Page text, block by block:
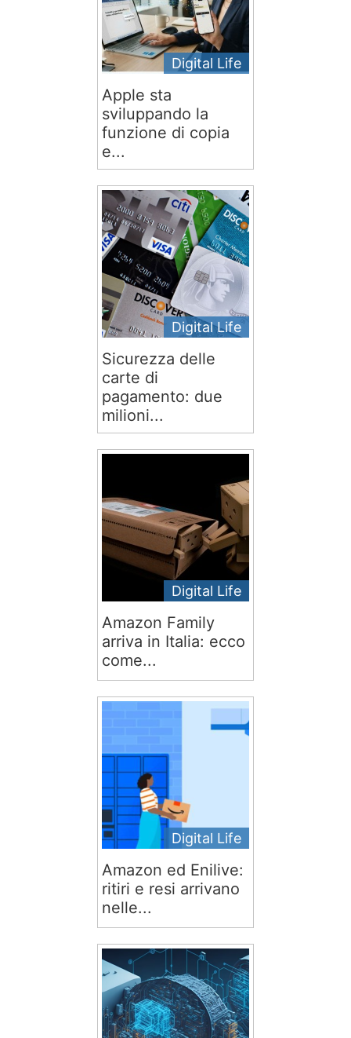
Digital Life
Apple sta
sviluppando la
funzione di copia
e...
Digital Life
Sicurezza delle
carte di
pagamento: due
milioni...
Digital Life
Amazon Family
arriva in Italia: ecco
come...
Digital Life
Amazon ed Enilive:
ritiri e resi arrivano
nelle...